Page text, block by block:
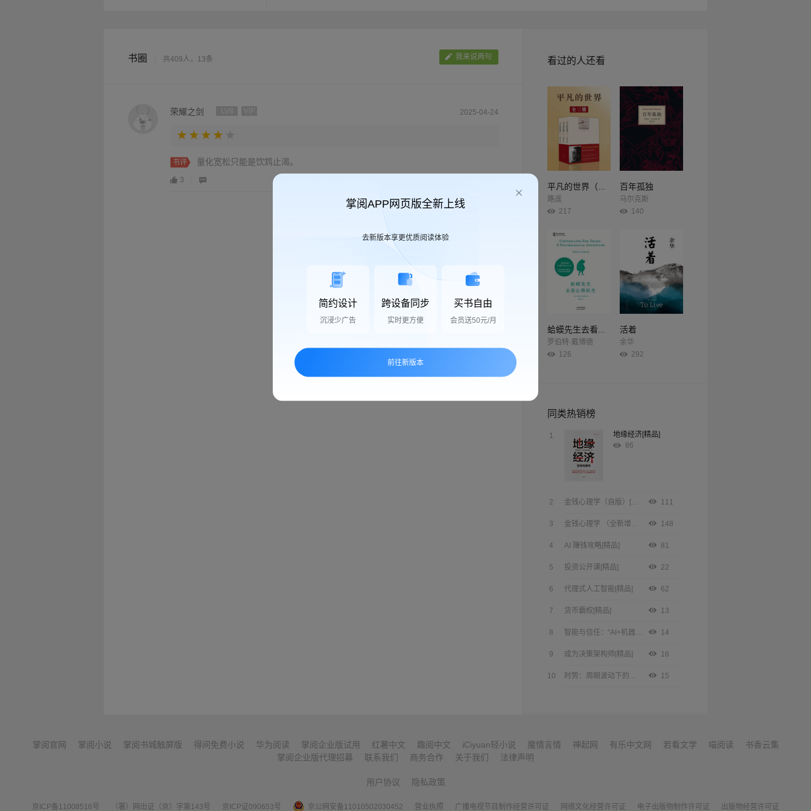
书圈 共409人，13条 我来说两句
荣耀之剑 2025-04-24
书评 量化宽松只能是饮鸩止渴。
3
看过的人还看
平凡的世界（全3册）
路遥
217
蛤蟆先生去看心理医生
罗伯特·戴博德
126
百年孤独
马尔克斯
140
活着
余华
292
同类热销榜
1
地缘经济[精品]
86
2 金钱心理学（自版）[精品] 111
3 金钱心理学 （全新增订版）[精品] 148
4 AI 赚钱攻略[精品] 81
5 投资公开课[精品] 22
6 代理式人工智能[精品] 62
7 货币霸权[精品] 13
8 智能与信任：“AI+机器人+Web3”与智能经济新形态[精品] 14
9 成为决策架构师[精品] 16
10 时势：周期波动下的国家、社会和个人[精品] 15
掌阅官网 掌阅小说 掌阅书城触屏版 得间免费小说 华为阅读 掌阅企业版试用 红薯中文 趣阅中文 iCiyuan轻小说 魔情言情 神起网 有乐中文网 若看文学 喵阅读
书香云集
掌阅企业版代理招募
联系我们 商务合作 关于我们 法律声明
用户协议 隐私政策
京ICP备11008516号 （署）网出证（京）字第143号 京ICP证090653号 京公网安备11010502030452 营业执照 广播电视节目制作经营许可证 网络文化经营许可证 电子出版物制作许可证 出版物经营许可证
掌阅APP网页版全新上线
去新版本享更优质阅读体验
简约设计
沉浸少广告
跨设备同步
实时更方便
买书自由
会员送50元/月
前往新版本